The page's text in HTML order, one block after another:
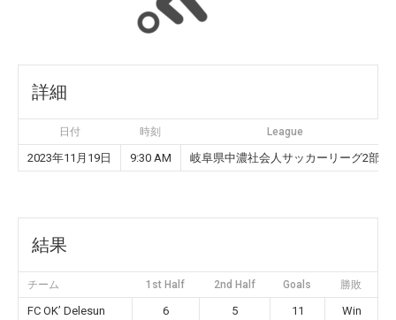
詳細
日付 時刻 League
2023年11月19日 9:30 AM 岐阜県中濃社会人サッカーリーグ2部
結果
チーム 1st Half 2nd Half Goals 勝敗
FC OK’ Delesun 6 5 11
Win